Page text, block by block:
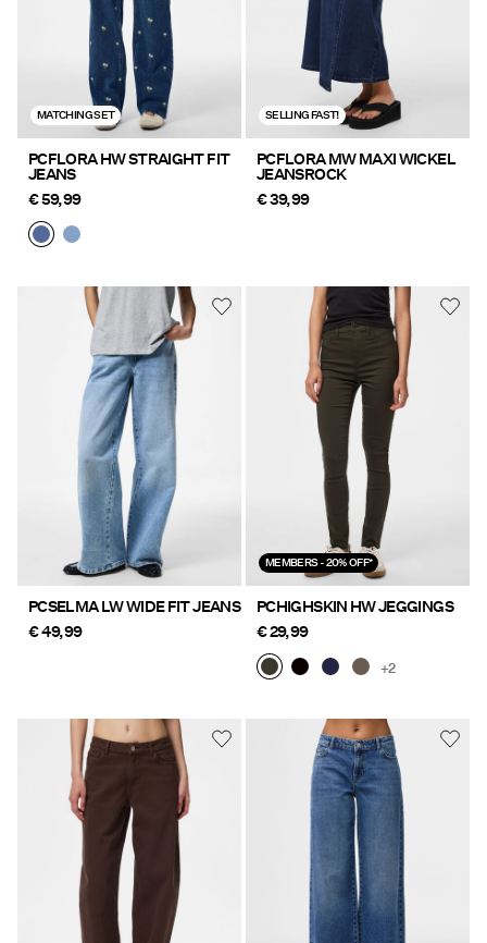
MATCHING SET
PCFLORA HW STRAIGHT FIT
JEANS
€ 59,99
SELLING FAST!
PCFLORA MW MAXI WICKEL
JEANSROCK
€ 39,99
PCSELMA LW WIDE FIT JEANS
€ 49,99
MEMBERS - 20% OFF*
PCHIGHSKIN HW JEGGINGS
€ 29,99
+2